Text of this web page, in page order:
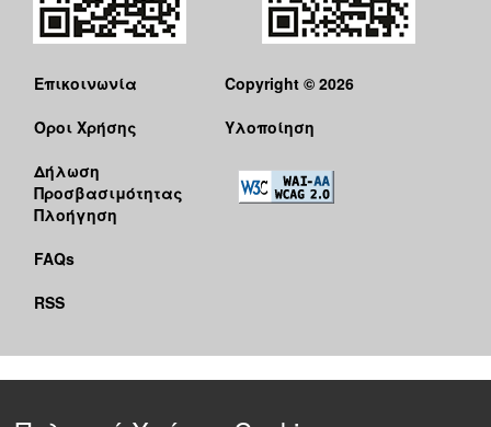
Επικοινωνία
Όροι Χρήσης
Δήλωση
Προσβασιμότητας
Πλοήγηση
FAQs
RSS
Copyright © 2026
Υλοποίηση